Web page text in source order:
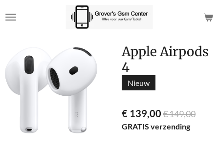
direct
hoofdinhoud
Apple Airpods
4
Nieuw
€ 139,00€ 149,00
GRATIS verzending